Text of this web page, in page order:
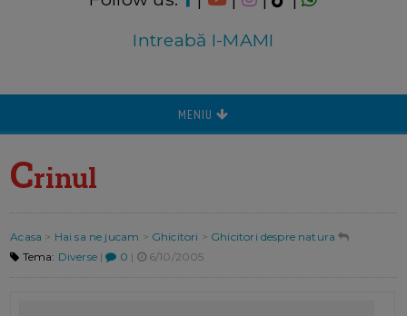
Intreabă I-MAMI
MENIU
Crinul
Acasa > Hai sa ne jucam > Ghicitori > Ghicitori despre natura
Tema: Diverse| 0 | 6/10/2005